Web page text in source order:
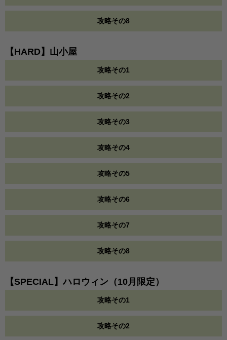
攻略その8
【HARD】山小屋
攻略その1
攻略その2
攻略その3
攻略その4
攻略その5
攻略その6
攻略その7
攻略その8
【SPECIAL】ハロウィン（10月限定）
攻略その1
攻略その2